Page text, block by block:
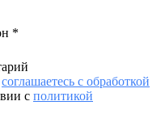
*
соглашаетесь с обработкой
с политикой